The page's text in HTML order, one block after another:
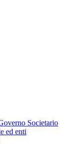
Societario
ed enti